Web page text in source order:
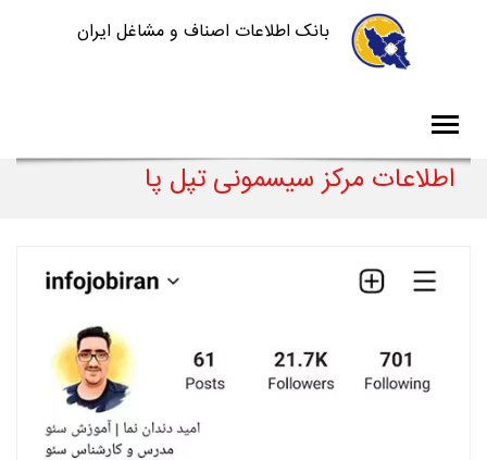
بانک اطلاعات اصناف و مشاغل ایران
اطلاعات مرکز سیسمونی تپل پا